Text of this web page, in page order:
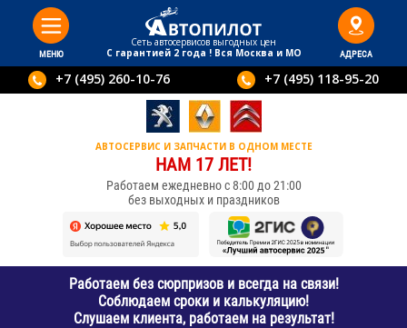
МЕНЮ
Сеть автосервисов выгодныx цен
С гарантией 2 года ! Вся Москва и МО
АДРЕСА
+7 (495) 260-10-76 +7 (495) 118-95-20
АВТОСЕРВИС И ЗАПЧАСТИ В ОДНОМ МЕСТЕ
НАМ 17 ЛЕТ!
Работаем ежедневно с 8:00 до 21:00
без выходных и праздников
Работаем без сюрпризов и всегда на связи!
Соблюдаем сроки и калькуляцию!
Слушаем клиента, работаем на результат!